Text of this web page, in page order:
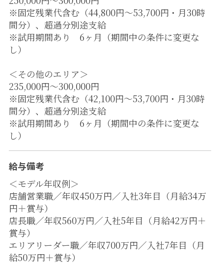
※固定残業代含む（44,800円～53,700円・月30時
間分）、超過分別途支給
※試用期間あり 6ヶ月（期間中の条件に変更な
し）
＜その他のエリア＞
235,000円～300,000円
※固定残業代含む（42,100円～53,700円・月30時
間分）、超過分別途支給
※試用期間あり 6ヶ月（期間中の条件に変更な
し）
給与備考
＜モデル年収例＞
店舗営業職／年収450万円／入社3年目（月給34万
円＋賞与）
店長職／年収560万円／入社5年目（月給42万円＋
賞与）
エリアリーダー職／年収700万円／入社7年目（月
給50万円＋賞与）